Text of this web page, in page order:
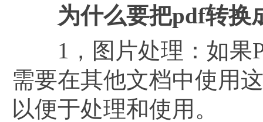
为什么要把pdf转换
1，图片处理：如果
需要在其他文档中使用
以便于处理和使用。